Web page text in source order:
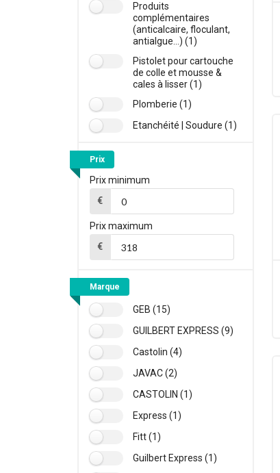
Produits
complémentaires
(anticalcaire, floculant,
antialgue...) (1)
Pistolet pour cartouche
de colle et mousse &
cales à lisser (1)
Plomberie (1)
Etanchéité | Soudure (1)
Prix
Prix minimum
€
Prix maximum
€
Marque
GEB (15)
GUILBERT EXPRESS (9)
Castolin (4)
JAVAC (2)
CASTOLIN (1)
Express (1)
Fitt (1)
Guilbert Express (1)